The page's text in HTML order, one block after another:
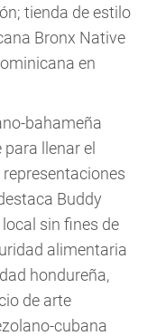
tienda de estilo
Bronx Native
en
bahameña
llenar el
Buddy
sin fines de
alimentaria
hondureña,
de arte
cubana